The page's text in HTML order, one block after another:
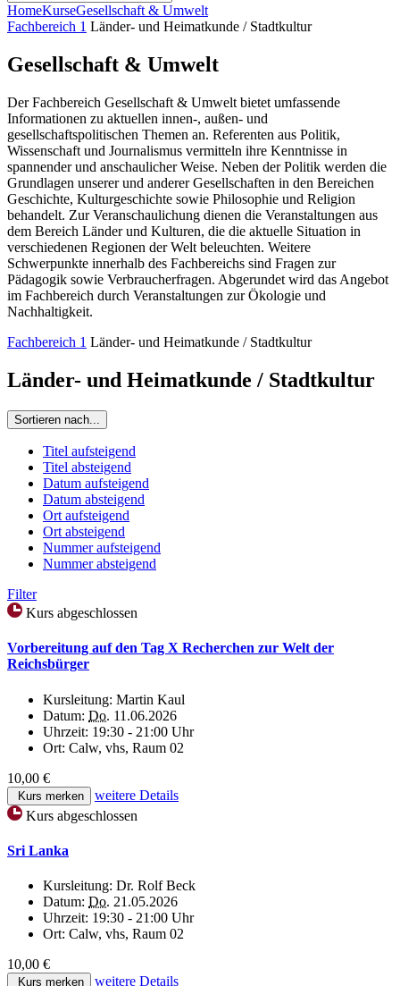
HomeKurseGesellschaft & Umwelt
Fachbereich 1 Länder- und Heimatkunde / Stadtkultur
Gesellschaft & Umwelt
Der Fachbereich Gesellschaft & Umwelt bietet umfassende
Informationen zu aktuellen innen-, außen- und
gesellschaftspolitischen Themen an. Referenten aus Politik,
Wissenschaft und Journalismus vermitteln ihre Kenntnisse in
spannender und anschaulicher Weise. Neben der Politik werden die
Grundlagen unserer und anderer Gesellschaften in den Bereichen
Geschichte, Kulturgeschichte sowie Philosophie und Religion
behandelt. Zur Veranschaulichung dienen die Veranstaltungen aus
dem Bereich Länder und Kulturen, die die aktuelle Situation in
verschiedenen Regionen der Welt beleuchten. Weitere
Schwerpunkte innerhalb des Fachbereichs sind Fragen zur
Pädagogik sowie Verbraucherfragen. Abgerundet wird das Angebot
im Fachbereich durch Veranstaltungen zur Ökologie und
Nachhaltigkeit.
Fachbereich 1 Länder- und Heimatkunde / Stadtkultur
Länder- und Heimatkunde / Stadtkultur
Sortieren nach...
Titel aufsteigend
Titel absteigend
Datum aufsteigend
Datum absteigend
Ort aufsteigend
Ort absteigend
Nummer aufsteigend
Nummer absteigend
Filter
Kurs abgeschlossen
Vorbereitung auf den Tag X Recherchen zur Welt der
Reichsbürger
Kursleitung: Martin Kaul
Datum: Do. 11.06.2026
Uhrzeit: 19:30 - 21:00 Uhr
Ort: Calw, vhs, Raum 02
10,00 €
Kurs merken
weitere Details
Kurs abgeschlossen
Sri Lanka
Kursleitung: Dr. Rolf Beck
Datum: Do. 21.05.2026
Uhrzeit: 19:30 - 21:00 Uhr
Ort: Calw, vhs, Raum 02
10,00 €
Kurs merken
weitere Details